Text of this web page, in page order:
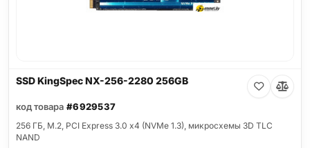
SSD KingSpec NX-256-2280 256GB
код товара #6929537
256 ГБ, M.2, PCI Express 3.0 x4 (NVMe 1.3), микросхемы 3D TLC
NAND